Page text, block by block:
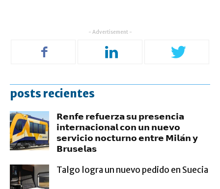
- Advertisement -
posts recientes
𝗥𝗲𝗻𝗳𝗲 𝗿𝗲𝗳𝘂𝗲𝗿𝘇𝗮 𝘀𝘂 𝗽𝗿𝗲𝘀𝗲𝗻𝗰𝗶𝗮
𝗶𝗻𝘁𝗲𝗿𝗻𝗮𝗰𝗶𝗼𝗻𝗮𝗹 𝗰𝗼𝗻 𝘂𝗻 𝗻𝘂𝗲𝘃𝗼
𝘀𝗲𝗿𝘃𝗶𝗰𝗶𝗼 𝗻𝗼𝗰𝘁𝘂𝗿𝗻𝗼 𝗲𝗻𝘁𝗿𝗲 𝗠𝗶𝗹𝗮́𝗻 𝘆
𝗕𝗿𝘂𝘀𝗲𝗹𝗮𝘀
Talgo logra un nuevo pedido en Suecia